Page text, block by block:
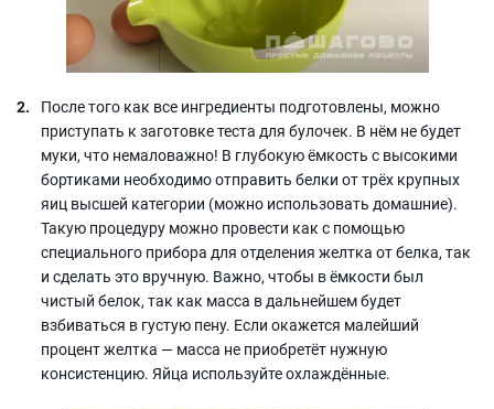
После того как все ингредиенты подготовлены, можно
приступать к заготовке теста для булочек. В нём не будет
муки, что немаловажно! В глубокую ёмкость с высокими
бортиками необходимо отправить белки от трёх крупных
яиц высшей категории (можно использовать домашние).
Такую процедуру можно провести как с помощью
специального прибора для отделения желтка от белка, так
и сделать это вручную. Важно, чтобы в ёмкости был
чистый белок, так как масса в дальнейшем будет
взбиваться в густую пену. Если окажется малейший
процент желтка — масса не приобретёт нужную
консистенцию. Яйца используйте охлаждённые.